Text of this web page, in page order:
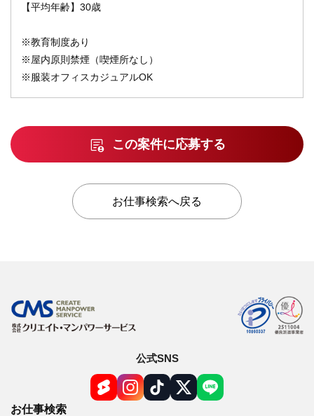
【平均年齢】30歳
※教育制度あり
※屋内原則禁煙（喫煙所なし）
※服装オフィスカジュアルOK
この案件に応募する
お仕事検索へ戻る
公式SNS
お仕事検索